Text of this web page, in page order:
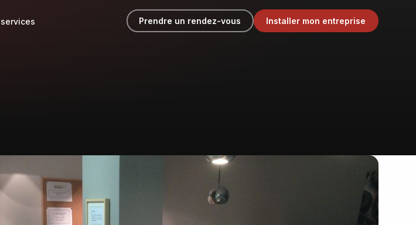
Prendre un rendez-vous Installer mon entreprise